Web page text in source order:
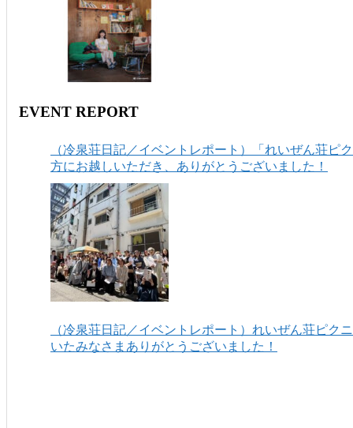
EVENT REPORT
（冷泉荘日記／イベントレポート）「れいぜん荘ピ
方にお越しいただき、ありがとうございました！
（冷泉荘日記／イベントレポート）れいぜん荘ピク
いたみなさまありがとうございました！